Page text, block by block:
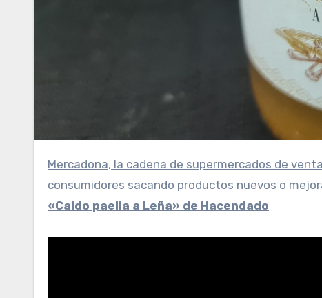
Mercadona, la cadena de supermercados de venta física y online, se adapta a las nuevas demandas de los
consumidores sacando productos nuevos o
«Caldo paella a Leña» de Hacendado